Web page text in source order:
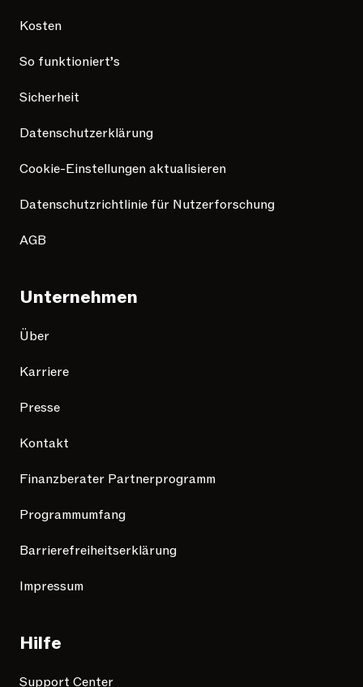
Kosten
So funktioniert’s
Sicherheit
Datenschutzerklärung
Cookie-Einstellungen aktualisieren
Datenschutzrichtlinie für Nutzerforschung
AGB
Unternehmen
Über
Karriere
Presse
Kontakt
Finanzberater Partnerprogramm
Programmumfang
Barrierefreiheitserklärung
Impressum
Hilfe
Support Center